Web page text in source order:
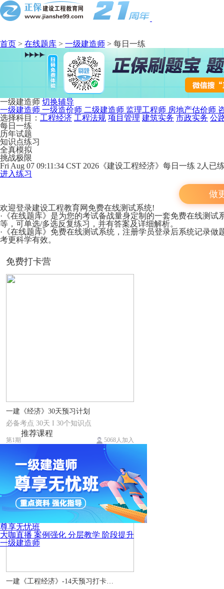
首页 > 在线题库 > 一级建造师 > 每日一练
一级建造师 切换辅导
一级建造师 一级造价师 二级建造师 监理工程师 房地产估价师
选择科目： 工程经济 工程法规 项目管理 建筑实务 市政实务 公
每日一练
历年试题
知识点练习
全真模拟
挑战极限
Fri Aug 07 09:11:34 CST 2026《建设工程经济》每日一练 2人已
进入练习
做
欢迎登录建设工程教育网免费在线测试系统!
·《在线题库》是为您的考试备战量身定制的一套免费在线测
等，可单选/多选反复练习，并有答案及详细解析。
·《在线题库》免费在线测试系统，注册学员登录后系统记录
考更科学有效。
免费打卡营
一建《经济》30天预习计划
必备考点 30天 I 30个知识点
第1期 5068人加入
一建《工程经济》-14天预习打卡计划
推荐课程
尊享无忧班
大咖直播 案例强化 分层教学 阶段提升
一级建造师